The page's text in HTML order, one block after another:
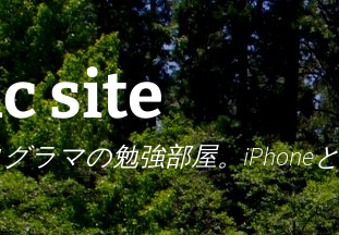
site
ラマの勉強部屋。iPhone